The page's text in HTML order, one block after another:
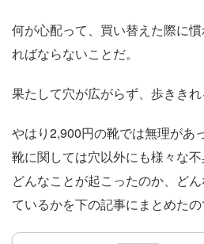
何が心配って、買い替えた際に
ればならないことだ。
果たして穴が広がらず、歩ききれ
やはり2,900円の靴では無理があっ
靴に関しては穴以外にも様々な不
どんなことが起こったのか、ど
ているかを下の記事にまとめたの